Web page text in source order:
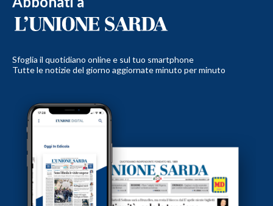
Sfoglia il quotidiano online e sul tuo smartphone
Tutte le notizie del giorno aggiornate minuto per minuto